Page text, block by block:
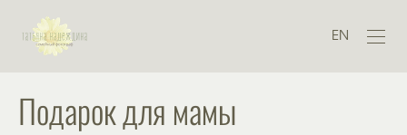
EN
Подарок для мамы